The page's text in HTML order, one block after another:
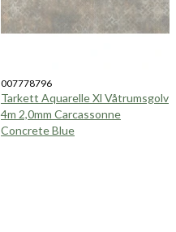
007778796
Tarkett Aquarelle Xl Våtrumsgolv
4m 2,0mm Carcassonne
Concrete Blue